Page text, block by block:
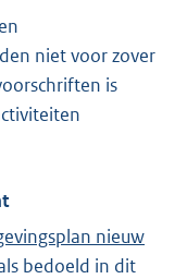
niet voor zover
is
nieuw
bedoeld in dit